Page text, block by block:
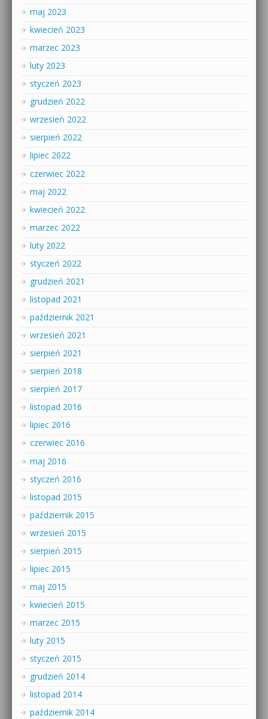
maj 2023
kwiecień 2023
marzec 2023
luty 2023
styczeń 2023
grudzień 2022
wrzesień 2022
sierpień 2022
lipiec 2022
czerwiec 2022
maj 2022
kwiecień 2022
marzec 2022
luty 2022
styczeń 2022
grudzień 2021
listopad 2021
październik 2021
wrzesień 2021
sierpień 2021
sierpień 2018
sierpień 2017
listopad 2016
lipiec 2016
czerwiec 2016
maj 2016
styczeń 2016
listopad 2015
październik 2015
wrzesień 2015
sierpień 2015
lipiec 2015
maj 2015
kwiecień 2015
marzec 2015
luty 2015
styczeń 2015
grudzień 2014
listopad 2014
październik 2014